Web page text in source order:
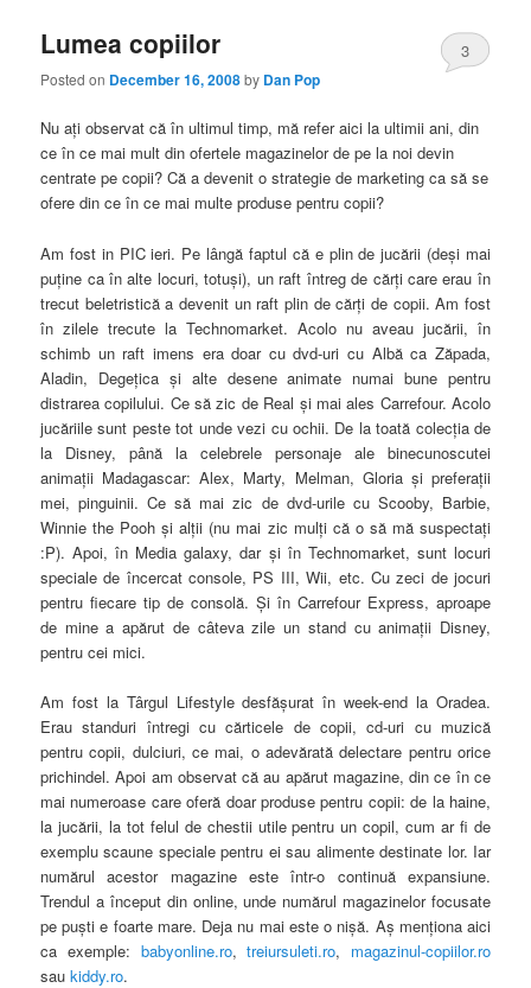
Lumea copiilor
Posted on December 16, 2008by Dan Pop
3
Nu aţi observat că în ultimul timp, mă refer aici la ultimii ani, din
ce în ce mai mult din ofertele magazinelor de pe la noi devin
centrate pe copii? Că a devenit o strategie de marketing ca să se
ofere din ce în ce mai multe produse pentru copii?
Am fost in PIC ieri. Pe lângă faptul că e plin de jucării (deşi mai
puţine ca în alte locuri, totuşi), un raft întreg de cărţi care erau în
trecut beletristică a devenit un raft plin de cărţi de copii. Am fost
în zilele trecute la Technomarket. Acolo nu aveau jucării, în
schimb un raft imens era doar cu dvd-uri cu Albă ca Zăpada,
Aladin, Degeţica şi alte desene animate numai bune pentru
distrarea copilului. Ce să zic de Real şi mai ales Carrefour. Acolo
jucăriile sunt peste tot unde vezi cu ochii. De la toată colecţia de
la Disney, până la celebrele personaje ale binecunoscutei
animaţii Madagascar: Alex, Marty, Melman, Gloria şi preferaţii
mei, pinguinii. Ce să mai zic de dvd-urile cu Scooby, Barbie,
Winnie the Pooh şi alţii (nu mai zic mulţi că o să mă suspectaţi
:P). Apoi, în Media galaxy, dar şi în Technomarket, sunt locuri
speciale de încercat console, PS III, Wii, etc. Cu zeci de jocuri
pentru fiecare tip de consolă. Şi în Carrefour Express, aproape
de mine a apărut de câteva zile un stand cu animaţii Disney,
pentru cei mici.
Am fost la Târgul Lifestyle desfăşurat în week-end la Oradea.
Erau standuri întregi cu cărticele de copii, cd-uri cu muzică
pentru copii, dulciuri, ce mai, o adevărată delectare pentru orice
prichindel. Apoi am observat că au apărut magazine, din ce în ce
mai numeroase care oferă doar produse pentru copii: de la haine,
la jucării, la tot felul de chestii utile pentru un copil, cum ar fi de
exemplu scaune speciale pentru ei sau alimente destinate lor. Iar
numărul acestor magazine este într-o continuă expansiune.
Trendul a început din online, unde numărul magazinelor focusate
pe puşti e foarte mare. Deja nu mai este o nişă. Aş menţiona aici
ca exemple: babyonline.ro,treiursuleti.ro, magazinul-copiilor.ro
saukiddy.ro.